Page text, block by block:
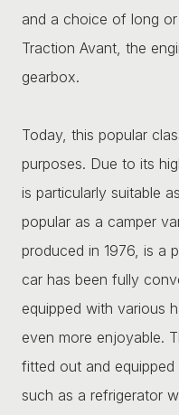
and a choice of long
Traction Avant, the
gearbox.
Today, this popular
purposes. Due to its
is particularly suitable
popular as a camper
produced in 1976, is a
car has been fully
equipped with various
even more enjoyable.
fitted out and equipped
such as a refrigerator